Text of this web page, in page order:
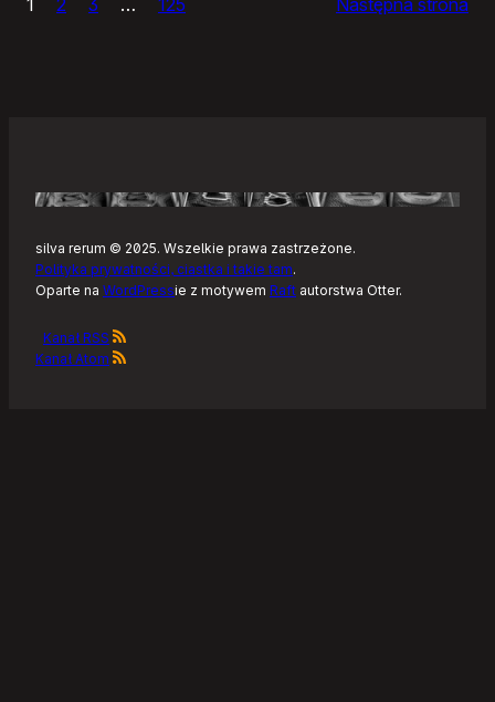
–
Linuksa
silva rerum © 2025. Wszelkie prawa zastrzeżone.
Polityka prywatności, ciastka i takie tam.
Oparte na WordPressie z motywem Raft autorstwa Otter.
Kanał RSS
Kanał Atom